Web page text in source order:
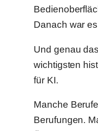
Danach war
Und genau
wichtigsten
für KI.
Manche
Berufungen.